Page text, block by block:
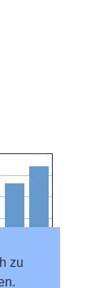
zu